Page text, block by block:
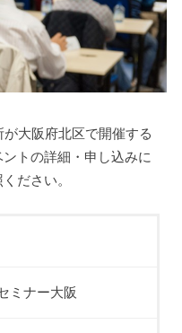
大阪府北区で開催する
トの詳細・申し込みに
ださい。
ミナー大阪